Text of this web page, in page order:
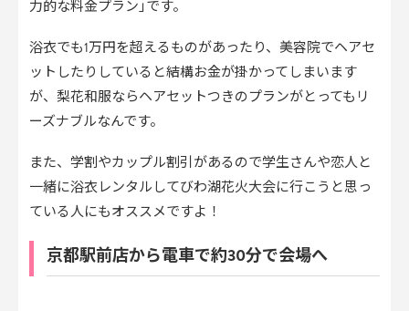
力的な料金プラン｣です。
浴衣でも1万円を超えるものがあったり、美容院でヘアセ
ットしたりしていると結構お金が掛かってしまいます
が、梨花和服ならヘアセットつきのプランがとってもリ
ーズナブルなんです。
また、学割やカップル割引があるので学生さんや恋人と
一緒に浴衣レンタルしてびわ湖花火大会に行こうと思っ
ている人にもオススメですよ！
京都駅前店から電車で約30分で会場へ